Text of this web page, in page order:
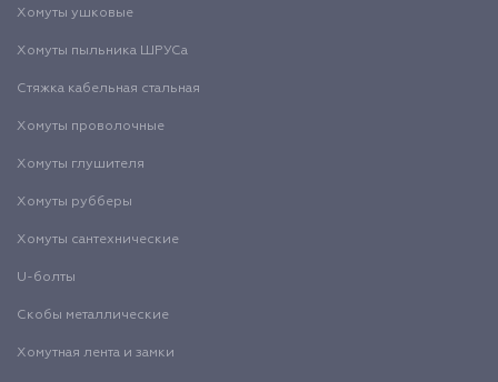
Хомуты ушковые
Хомуты пыльника ШРУСа
Стяжка кабельная стальная
Хомуты проволочные
Хомуты глушителя
Хомуты рубберы
Хомуты сантехнические
U-болты
Скобы металлические
Хомутная лента и замки